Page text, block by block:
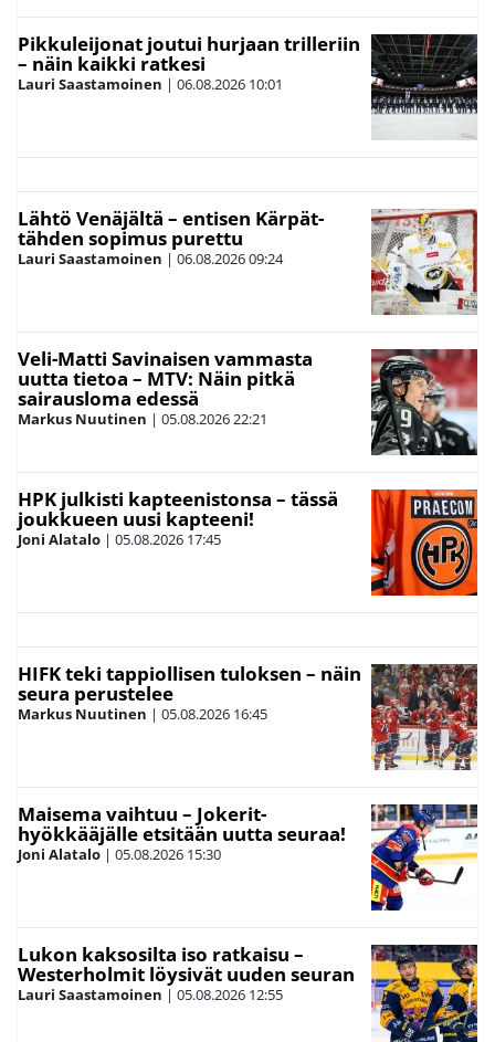
Pikkuleijonat joutui hurjaan trilleriin
– näin kaikki ratkesi
Lauri Saastamoinen | 06.08.2026 10:01
Lähtö Venäjältä – entisen Kärpät-
tähden sopimus purettu
Lauri Saastamoinen | 06.08.202609:24
Veli-Matti Savinaisen vammasta
uutta tietoa – MTV: Näin pitkä
sairausloma edessä
Markus Nuutinen | 05.08.202622:21
HPK julkisti kapteenistonsa – tässä
joukkueen uusi kapteeni!
Joni Alatalo | 05.08.2026 17:45
HIFK teki tappiollisen tuloksen – näin
seura perustelee
Markus Nuutinen | 05.08.2026 16:45
Maisema vaihtuu – Jokerit-
hyökkääjälle etsitään uutta seuraa!
Joni Alatalo | 05.08.2026 15:30
Lukon kaksosilta iso ratkaisu –
Westerholmit löysivät uuden seuran
Lauri Saastamoinen | 05.08.2026 12:55